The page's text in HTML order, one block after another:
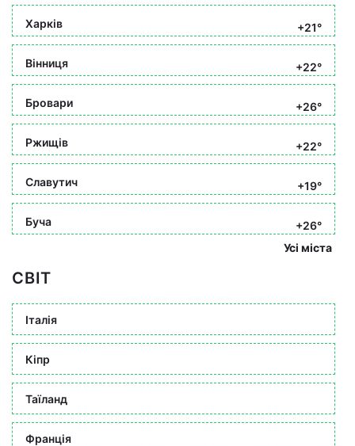
Харків +21°
Вінниця +22°
Бровари +26°
Ржищів +22°
Славутич +19°
Буча
+26°
Усі міста
СВІТ
Італія
Кіпр
Таїланд
Франція